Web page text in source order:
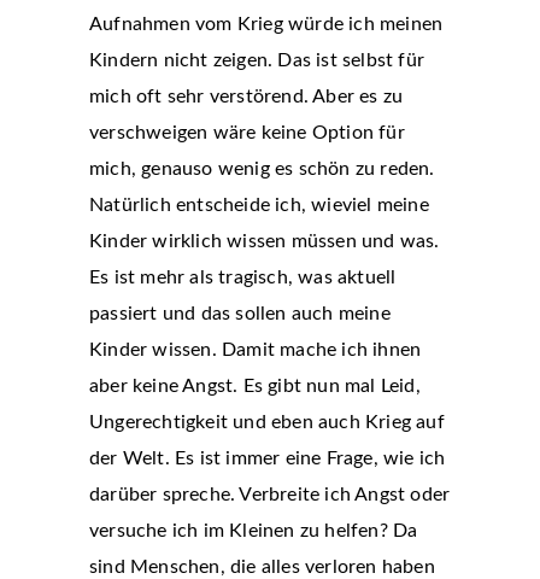
Aufnahmen vom Krieg würde ich meinen
Kindern nicht zeigen. Das ist selbst für
mich oft sehr verstörend. Aber es zu
verschweigen wäre keine Option für
mich, genauso wenig es schön zu reden.
Natürlich entscheide ich, wieviel meine
Kinder wirklich wissen müssen und was.
Es ist mehr als tragisch, was aktuell
passiert und das sollen auch meine
Kinder wissen. Damit mache ich ihnen
aber keine Angst. Es gibt nun mal Leid,
Ungerechtigkeit und eben auch Krieg auf
der Welt. Es ist immer eine Frage, wie ich
darüber spreche. Verbreite ich Angst oder
versuche ich im Kleinen zu helfen? Da
sind Menschen, die alles verloren haben